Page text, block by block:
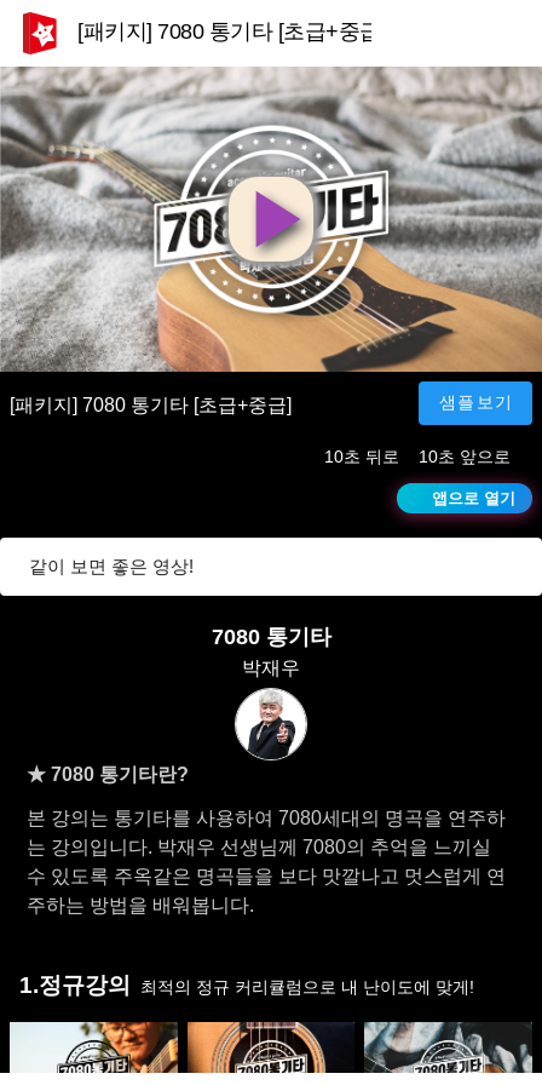
[패키지] 7080 통기타 [초급+중급]
영
상
재
생
[패키지] 7080 통기타 [초급+중급] 샘플보기
10초 뒤로 10초 앞으로
앱으로 열기
같이 보면 좋은 영상!
7080 통기타
박재우
★ 7080 통기타란?
본 강의는 통기타를 사용하여 7080세대의 명곡을 연주하
는 강의입니다. 박재우 선생님께 7080의 추억을 느끼실
수 있도록 주옥같은 명곡들을 보다 맛깔나고 멋스럽게 연
주하는 방법을 배워봅니다.
1.정규강의 최적의 정규 커리큘럼으로 내 난이도에 맞게!